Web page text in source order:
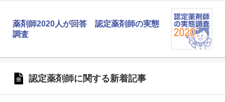
薬剤師2020人が回答 認定薬剤師の実態
調査
認定薬剤師に関する新着記事